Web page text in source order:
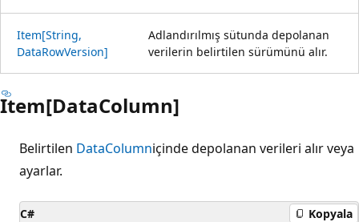
Item[String,
DataRowVersion]
Adlandırılmış sütunda depolanan
verilerin belirtilen sürümünü alır.
Item[DataColumn]
Belirtilen DataColumniçinde depolanan verileri alır veya
ayarlar.
C# Kopyala